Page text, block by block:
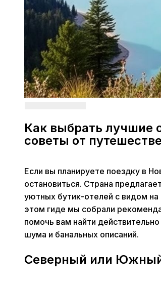
Как выбрать лучшие
советы от
Если вы планируете поездку в
остановиться. Страна
уютных бутик-отелей с видом
этом гиде мы собрали
помочь вам найти
шума и банальных описаний.
Северный или Южный